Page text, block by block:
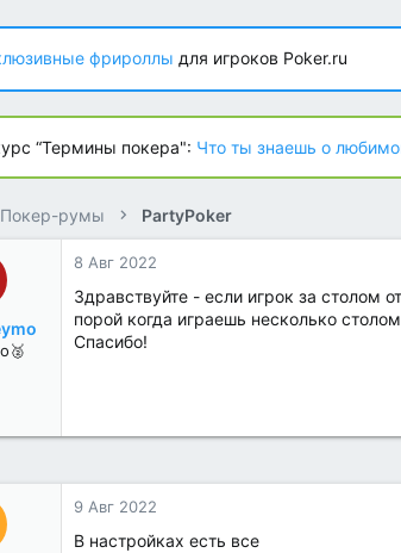
т
н
а
ч
л
а
фрироллы для игроков Poker.ru
“Термины покера": Что ты знаешь о
Покер-румы PartyPoker
2022
8 Авг 2022
Здравствуйте - если игрок за столом
порой когда играешь несколько
Спасибо!
9 Авг 2022
В настройках есть все